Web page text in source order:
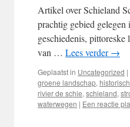
Artikel over Schieland
prachtig gebied
geschiedenis,
van … Lees verder→
Geplaatst in Uncategorized |
groene landschap, historisch
rivier de schie, schieland,
waterwegen | Een reactie